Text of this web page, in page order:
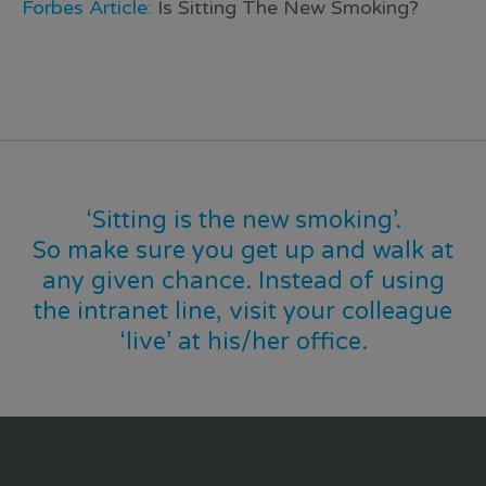
Forbes Article: Is Sitting The New Smoking?
‘Sitting is the new smoking’.
So make sure you get up and walk at
any given chance. Instead of using
the intranet line, visit your colleague
‘live’ at his/her office.